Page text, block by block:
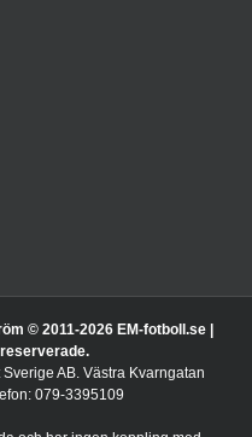
© 2011-2026 EM-fotboll.se |
AB. Västra Kvarngatan
079-3395109